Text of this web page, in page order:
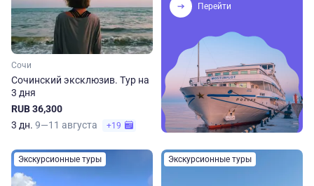
Сочи
Сочинский эксклюзив. Тур на
3 дня
RUB 36,300
3 дн. 9—11 августа +19
Перейти
Экскурсионные туры Экскурсионные туры